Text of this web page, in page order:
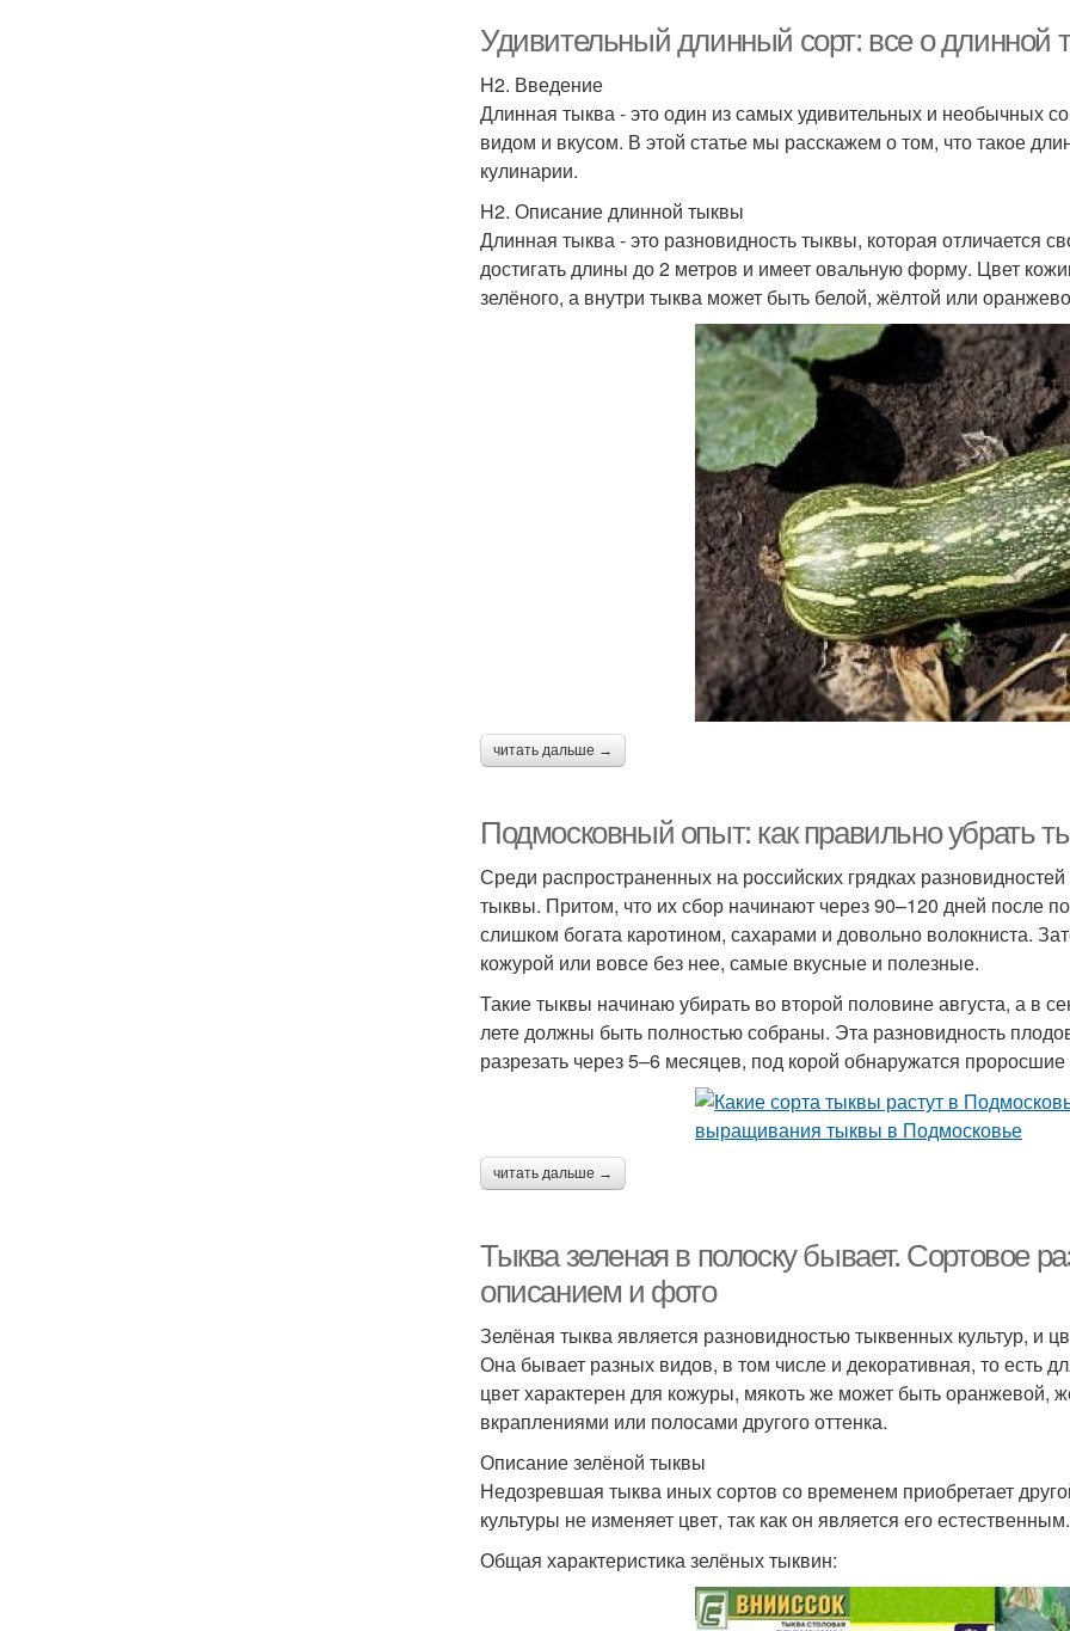
Удивительный длинный сорт: все о длинной
H2. Введение
Длинная тыква - это один из самых удивительных и необычных
видом и вкусом. В этой статье мы расскажем о том, что такое
кулинарии.
H2. Описание длинной тыквы
Длинная тыква - это разновидность тыквы, которая
достигать длины до 2 метров и имеет овальную форму. Цвет
зелёного, а внутри тыква может быть белой, жёлтой или
читать дальше →
Подмосковный опыт: как правильно убрать
Среди распространенных на российских грядках
тыквы. Притом, что их сбор начинают через 90–120 дней после
слишком богата каротином, сахарами и довольно волокниста.
кожурой или вовсе без нее, самые вкусные и полезные.
Такие тыквы начинаю убирать во второй половине августа, а в
лете должны быть полностью собраны. Эта разновидность
разрезать через 5–6 месяцев, под корой обнаружатся
читать дальше →
Тыква зеленая в полоску бывает. Сортовое
описанием и фото
Зелёная тыква является разновидностью тыквенных культур, и
Она бывает разных видов, в том числе и декоративная, то есть
цвет характерен для кожуры, мякоть же может быть оранжевой,
вкраплениями или полосами другого оттенка.
Описание зелёной тыквы
Недозревшая тыква иных сортов со временем приобретает
культуры не изменяет цвет, так как он является его естественным.
Общая характеристика зелёных тыквин: